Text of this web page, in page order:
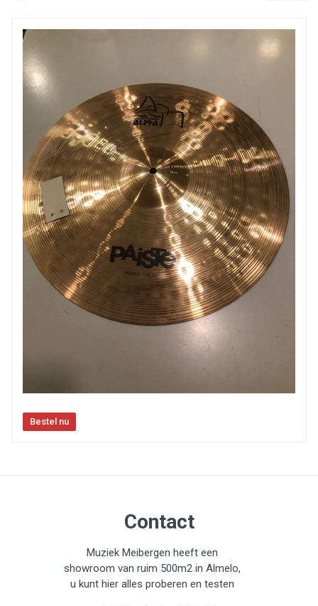
Paiste Alpha Series 20" Power Ride Cymbal
OPRUIMING NIEUWE BEKKENS !
HEMELVAARTSDAG/BLACK FRIDAY SPECIALE
Contact
Muziek Meibergen heeft een
showroom van ruim 500m2 in Almelo,
u kunt hier alles proberen en testen